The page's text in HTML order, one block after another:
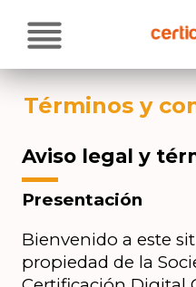
Soluciones
Atención al cliente
Actualidad
Términos y
Aviso legal y
Presentación
Bienvenido a este
propiedad de la